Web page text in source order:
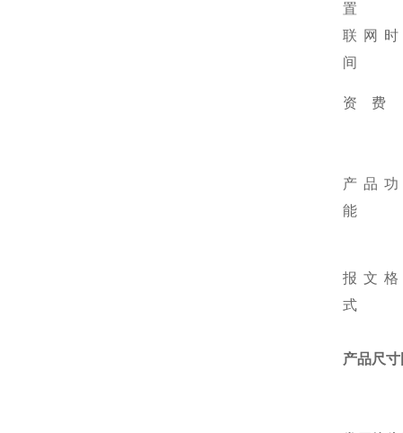
置
联网时
间
资 费
产品功
能
报文格
式
产品尺寸